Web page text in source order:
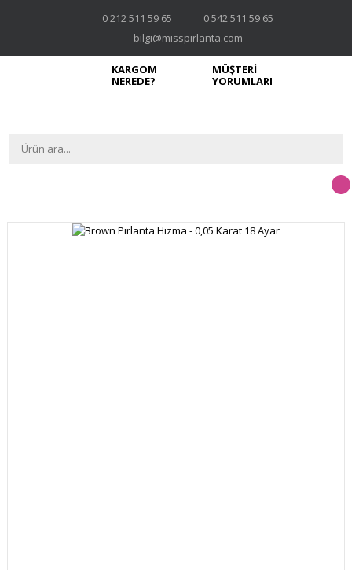
0 212 511 59 65
0 542 511 59 65
bilgi@misspirlanta.com
KARGOM
NEREDE?
MÜŞTERİ
YORUMLARI